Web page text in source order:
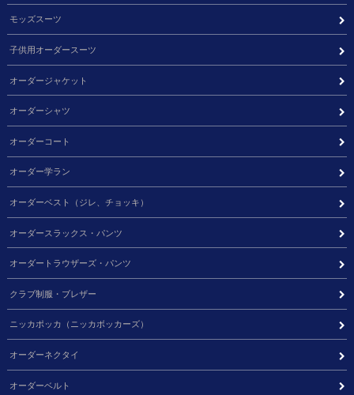
モッズスーツ
子供用オーダースーツ
オーダージャケット
オーダーシャツ
オーダーコート
オーダー学ラン
オーダーベスト（ジレ、チョッキ）
オーダースラックス・パンツ
オーダートラウザーズ・パンツ
クラブ制服・ブレザー
ニッカポッカ（ニッカボッカーズ）
オーダーネクタイ
オーダーベルト